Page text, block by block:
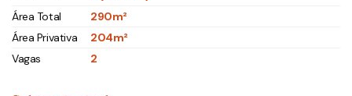
Área Total
290m²
Área Privativa
204m²
Vagas
2